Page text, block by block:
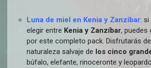
Luna de miel en Kenia y Zanzíbar: si
elegir entre Kenia y Zanzíbar, puedes
por este completo pack. Disfrutarás
naturaleza salvaje de los cinco
búfalo, elefante, rinoceronte y